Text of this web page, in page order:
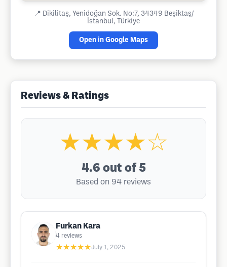
📍 Dikilitaş, Yenidoğan Sok. No:7, 34349 Beşiktaş/
İstanbul, Türkiye
Open in Google Maps
Reviews & Ratings
★★★★☆
4.6 out of 5
Based on 94 reviews
Furkan Kara
4 reviews
★★★★★July 1, 2025